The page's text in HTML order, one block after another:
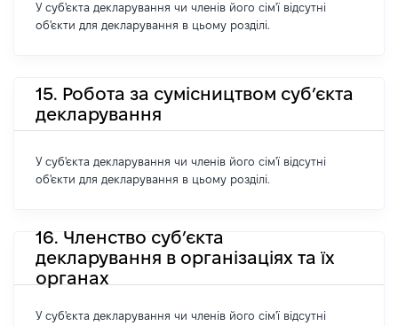
У суб'єкта декларування чи членів його сім'ї відсутні
об'єкти для декларування в цьому розділі.
15. Робота за сумісництвом суб’єкта
декларування
У суб'єкта декларування чи членів його сім'ї відсутні
об'єкти для декларування в цьому розділі.
16. Членство суб’єкта
декларування в організаціях та їх
органах
У суб'єкта декларування чи членів його сім'ї відсутні